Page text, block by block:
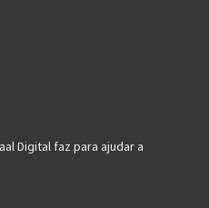
Digital faz para ajudar a